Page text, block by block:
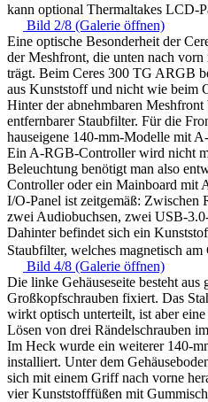
kann optional Thermaltakes LCD-
Bild 2/8 (Galerie öffnen)
Eine optische Besonderheit der
der Meshfront, die unten nach
trägt. Beim Ceres 300 TG ARGB
aus Kunststoff und nicht wie beim
Hinter der abnehmbaren
entfernbarer Staubfilter. Für die
hauseigene 140-mm-Modelle mit
Ein A-RGB-Controller wird nicht
Beleuchtung benötigt man also
Controller oder ein Mainboard mit
I/O-Panel ist zeitgemäß: Zwischen
zwei Audiobuchsen, zwei USB-
Dahinter befindet sich ein
Staubfilter, welches magnetisch am
Bild 4/8 (Galerie öffnen)
Die linke Gehäuseseite besteht
Großkopfschrauben fixiert. Das
wirkt optisch unterteilt, ist aber
Lösen von drei Rändelschrauben
Im Heck wurde ein weiterer 140-
installiert. Unter dem
sich mit einem Griff nach vorne
vier Kunststofffüßen mit